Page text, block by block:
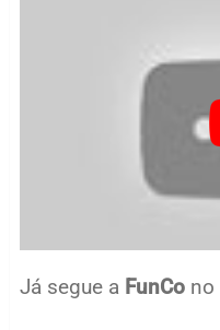
Já segue a FunCono